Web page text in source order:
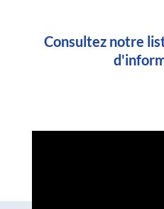
Consultez notre